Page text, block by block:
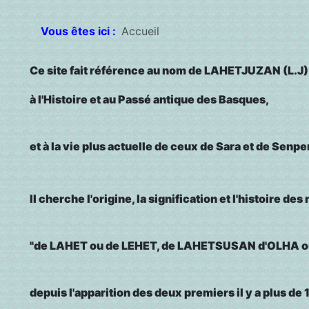
Vous êtes ici : Accueil
Ce site fait référence au nom de LAHETJUZAN
à l'Histoire et au Passé antique des Basques,
et à la vie plus actuelle de ceux de Sara et de
Il cherche l'origine, la signification et l'histoire des
"de LAHET ou de LEHET, de LAHETSUSAN d'OLHA
depuis l'apparition des deux premiers il y a plus de